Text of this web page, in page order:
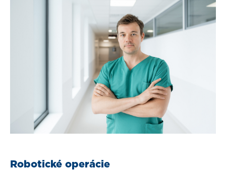
Robotické operácie